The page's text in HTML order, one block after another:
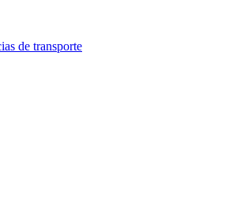
de transporte